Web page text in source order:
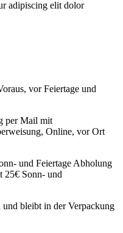
adipiscing elit dolor
vor Feiertage und
per Mail mit
Online, vor Ort
und Feiertage Abholung
25€ Sonn- und
bleibt in der Verpackung